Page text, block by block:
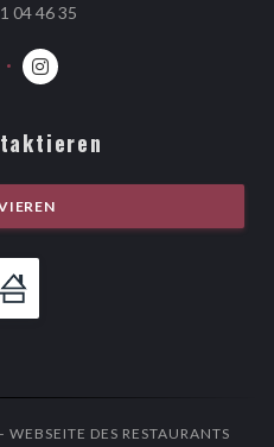
04 46 35
((öffnet ein neues
Instagram ((öffnet ein neues
DES RESTAURANTS